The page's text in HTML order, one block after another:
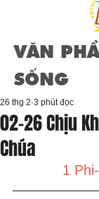
VĂN
SỐNG
02-26 Chịu
Chúa
26 thg 2 3 phút đọc
1